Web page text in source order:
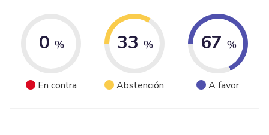
0 %
En contra
33 %
Abstención
67 %
A favor